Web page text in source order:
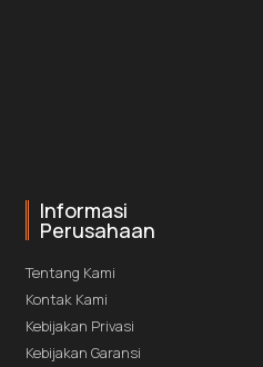
Informasi
Perusahaan
Tentang Kami
Kontak Kami
Kebijakan Privasi
Kebijakan Garansi